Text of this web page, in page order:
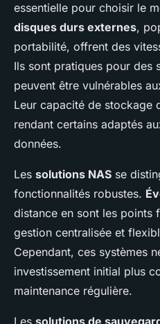
essentielle pour choisir le
disques durs externes,
portabilité, offrent des
Ils sont pratiques pour des
peuvent être vulnérables
Leur capacité de stockage
rendant certains adaptés
données.
Les solutions NAS se
fonctionnalités robustes.
distance en sont les points
gestion centralisée et
Cependant, ces systèmes
investissement initial plus
maintenance régulière.